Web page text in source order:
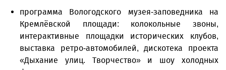
программа Вологодского музея-заповедника на
Кремлёвской площади: колокольные звоны,
интерактивные площадки исторических клубов,
выставка ретро-автомобилей, дискотека проекта
«Дыхание улиц. Творчество» и шоу холодных